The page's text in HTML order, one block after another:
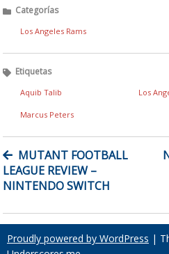
Categorías
Los Angeles Rams
Etiquetas
Aquib Talib Los
Marcus Peters
NAVEGACIÓN
DE
ENTRADAS
MUTANT FOOTBALL
LEAGUE REVIEW –
NINTENDO SWITCH
Proudly powered by WordPress |